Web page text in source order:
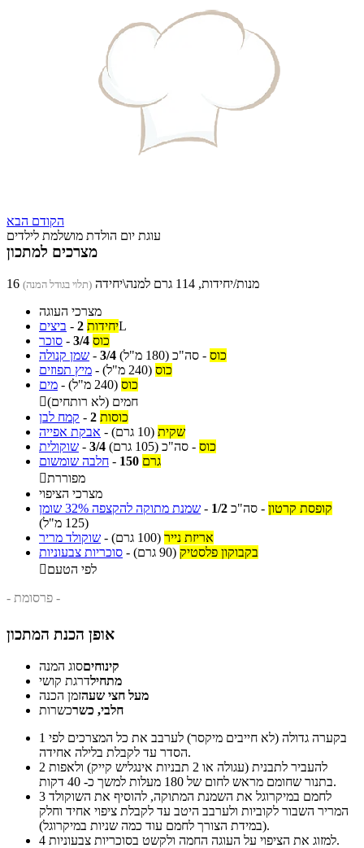
הקודם הבא
עוגת יום הולדת מושלמת לילדים
מצרכים למתכון
16 מנות/יחידות, 114 גרם למנה\יחידה (תלוי בגודל המנה)
מצרכי העוגה
ביצים - 2 יחידותL
סוכר - 3/4 כוס
שמן קנולה - 3/4 כוס - סה"כ (180 מ"ל)
מיץ תפוזים - כוס (240 מ"ל)
מים - כוס (240 מ"ל)
חמים (לא רותחים)
קמח לבן - 2 כוסות
אבקת אפייה - שקית (10 גרם)
שוקולית - 3/4 כוס - סה"כ (105 גרם)
חלבה שומשום - 150 גרם
מפוררת
מצרכי הציפוי
שמנת מתוקה להקצפה 32% שומן - 1/2 קופסת קרטון - סה"כ
(125 מ"ל)
שוקולד מריר - אריזת נייר (100 גרם)
סוכריות צבעוניות - בקבוקון פלסטיק (90 גרם)
לפי הטעם
- פרסומת -
אופן הכנת המתכון
קינוחיםסוג המנה
מתחילדרגת קושי
מעל חצי שעהזמן הכנה
חלבי, כשרכשרות
1
הסדר עד לקבלת בלילה אחידה.
2
בתנור שחומם מראש לחום של 180 מעלות למשך כ- 40 דקות.
3
המריר השבור לקוביות ולערבב היטב עד לקבלת ציפוי אחיד וחלק
(במידת הצורך לחמם עוד כמה שניות במיקרוגל).
4
למזוג את הציפוי על העוגה החמה ולקשט בסוכריות צבעוניות.